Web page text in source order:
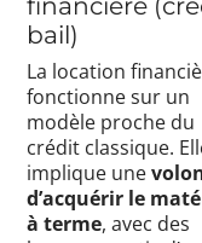
bail)
La location
fonctionne sur un
modèle proche du
crédit classique.
implique une
d’acquérir le
à terme, avec des